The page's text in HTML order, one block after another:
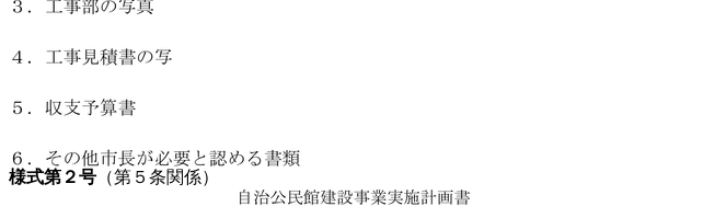
様式第２号 （第５条関係）